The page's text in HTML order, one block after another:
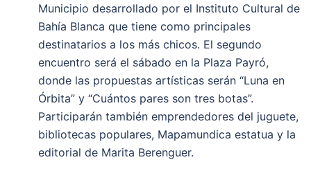
Municipio desarrollado por el Instituto Cultural de
Bahía Blanca que tiene como principales
destinatarios a los más chicos. El segundo
encuentro será el sábado en la Plaza Payró,
donde las propuestas artísticas serán “Luna en
Órbita” y “Cuántos pares son tres botas”.
Participarán también emprendedores del juguete,
bibliotecas populares, Mapamundica estatua y la
editorial de Marita Berenguer.